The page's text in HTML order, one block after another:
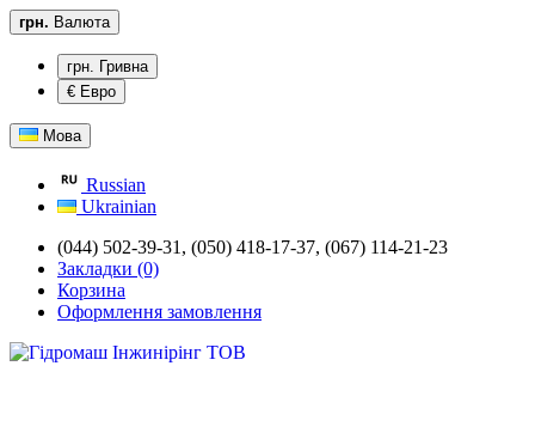
грн. Валюта
грн. Гривна
€ Евро
Мова
Russian
Ukrainian
(044) 502-39-31, (050) 418-17-37, (067) 114-21-23
Закладки (0)
Корзина
Оформлення замовлення